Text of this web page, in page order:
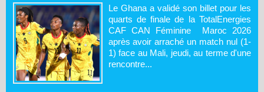
Le Ghana a validé son billet pour les
quarts de finale de la TotalEnergies
CAF CAN Féminine Maroc 2026
après avoir arraché un match nul (1-
1) face au Mali, jeudi, au terme d'une
rencontre...